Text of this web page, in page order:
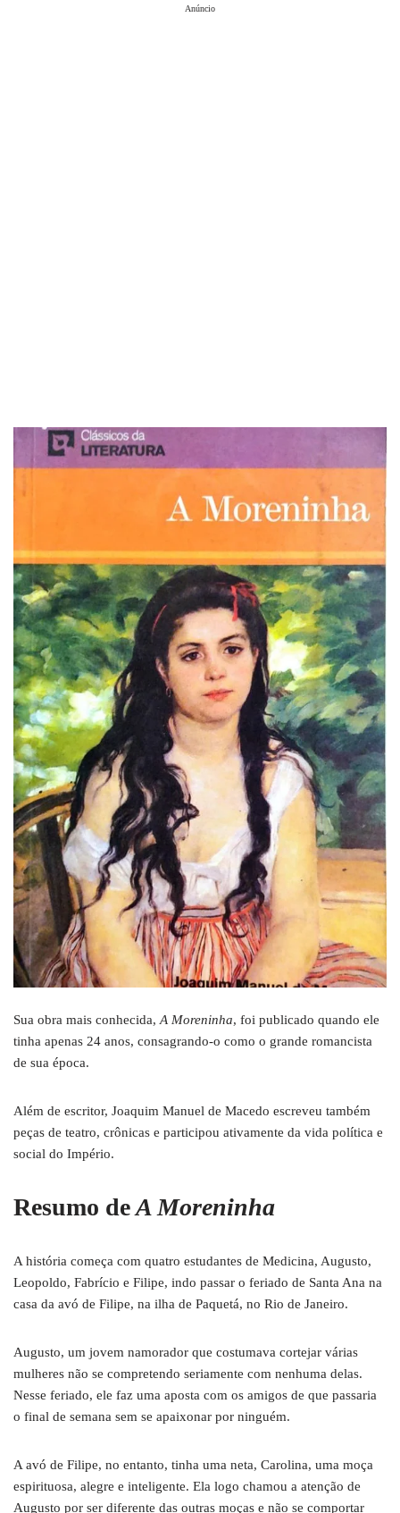
Anúncio
Sua obra mais conhecida, A Moreninha, foi publicado quando ele
tinha apenas 24 anos, consagrando-o como o grande romancista
de sua época.
Além de escritor, Joaquim Manuel de Macedo escreveu também
peças de teatro, crônicas e participou ativamente da vida política e
social do Império.
Resumo deA Moreninha
A história começa com quatro estudantes de Medicina, Augusto,
Leopoldo, Fabrício e Filipe, indo passar o feriado de Santa Ana na
casa da avó de Filipe, na ilha de Paquetá, no Rio de Janeiro.
Augusto, um jovem namorador que costumava cortejar várias
mulheres não se compretendo seriamente com nenhuma delas.
Nesse feriado, ele faz uma aposta com os amigos de que passaria
o final de semana sem se apaixonar por ninguém.
A avó de Filipe, no entanto, tinha uma neta, Carolina, uma moça
espirituosa, alegre e inteligente. Ela logo chamou a atenção de
Augusto por ser diferente das outras moças e não se comportar